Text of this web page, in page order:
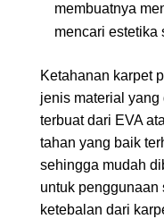
membuatnya
mencari estetika
Ketahanan karpet
jenis material
terbuat dari EVA
tahan yang baik
sehingga mudah
untuk penggunaan
ketebalan dari